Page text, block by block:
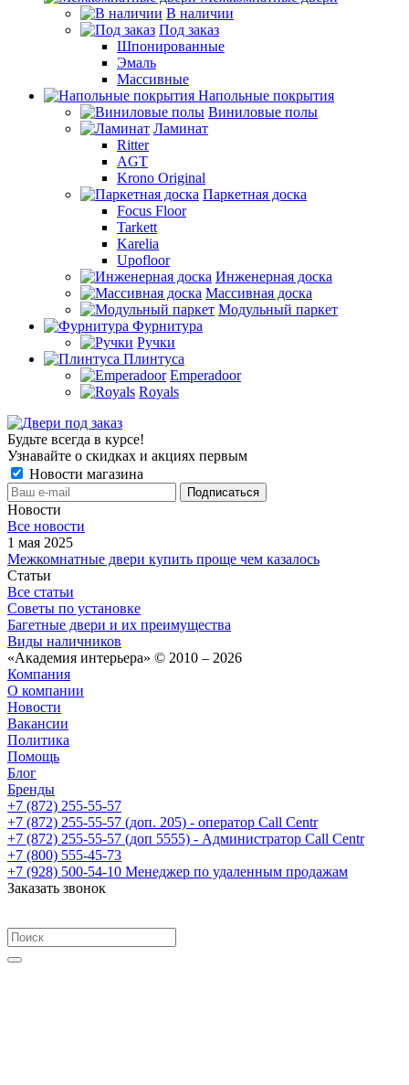
В наличии
Под заказ
Шпонированные
Эмаль
Массивные
Напольные покрытия
Виниловые полы
Ламинат
Ritter
AGT
Krono Original
Паркетная доска
Focus Floor
Tarkett
Karelia
Upofloor
Инженерная доска
Массивная доска
Модульный паркет
Фурнитура
Ручки
Плинтуса
Emperadoor
Royals
Будьте всегда в курсе!
Узнавайте о скидках и акциях первым
Новости магазина
Новости
Все новости
1 мая 2025
Межкомнатные двери купить проще чем казалось
Статьи
Все статьи
Советы по установке
Багетные двери и их преимущества
Виды наличников
«Академия интерьера» © 2010 – 2026
Компания
О компании
Новости
Вакансии
Политика
Помощь
Блог
Бренды
+7 (872) 255-55-57
+7 (872) 255-55-57 (доп. 205) - оператор Call Centr
+7 (872) 255-55-57 (доп 5555) - Администратор Call Centr
+7 (800) 555-45-73
+7 (928) 500-54-10 Менеджер по удаленным продажам
Заказать звонок